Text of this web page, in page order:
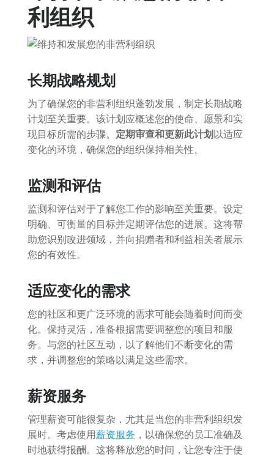
利组织
长期战略规划
为了确保您的非营利组织蓬勃发展，制定长期战略
计划至关重要。该计划应概述您的使命、愿景和实
现目标所需的步骤。 定期审查和更新此计划以适应
变化的环境，确保您的组织保持相关性。
监测和评估
监测和评估对于了解您工作的影响至关重要。设定
明确、可衡量的目标并定期评估您的进展。这将帮
助您识别改进领域，并向捐赠者和利益相关者展示
您的有效性。
适应变化的需求
您的社区和更广泛环境的需求可能会随着时间而变
化。保持灵活，准备根据需要调整您的项目和服
务。与您的社区互动，以了解他们不断变化的需
求，并调整您的策略以满足这些需求。
薪资服务
管理薪资可能很复杂，尤其是当您的非营利组织发
展时。考虑使用薪资服务 ，以确保您的员工准确及
时地获得报酬。这将释放您的时间，让您专注于使